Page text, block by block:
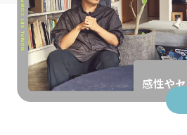
お問い合わせ